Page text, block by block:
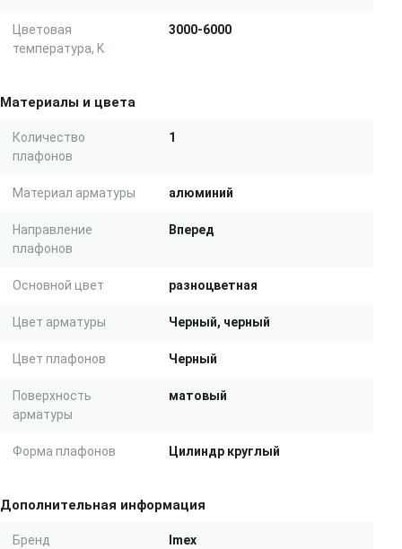
Цветовая
температура, K
3000-6000
Материалы и цвета
Количество
плафонов
1
Материал арматуры алюминий
Направление
плафонов
Вперед
Основной цвет разноцветная
Цвет арматуры Черный, черный
Цвет плафонов Черный
Поверхность
арматуры
матовый
Форма плафонов Цилиндр круглый
Дополнительная информация
Бренд Imex